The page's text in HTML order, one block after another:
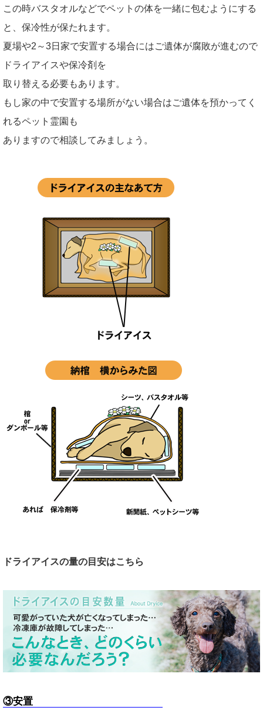
この時バスタオルなどでペットの体を一緒に包むようにする
と、保冷性が保たれます。
夏場や2～3日家で安置する場合にはご遺体が腐敗が進むので
ドライアイスや保冷剤を
取り替える必要もあります。
もし家の中で安置する場所がない場合はご遺体を預かってく
れるペット霊園も
ありますので相談してみましょう。
ドライアイスの量の目安はこちら
③安置